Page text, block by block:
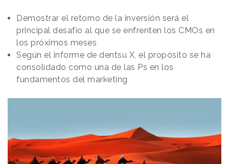
Demostrar el retorno de la inversión será el
principal desafío al que se enfrenten los CMOs en
los próximos meses
Según el informe de dentsu X, el propósito se ha
consolidado como una de las Ps en los
fundamentos del marketing